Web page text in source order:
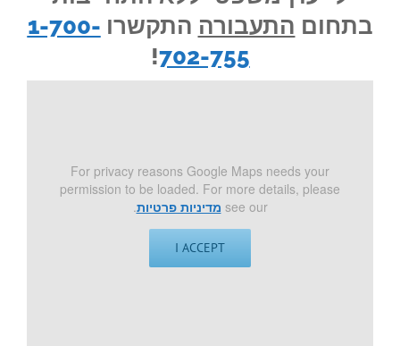
בתחום התעבורה התקשרו 1-700-
702-755
!
For privacy reasons Google Maps needs your
permission to be loaded. For more details, please
see our מדיניות פרטיות.
I ACCEPT